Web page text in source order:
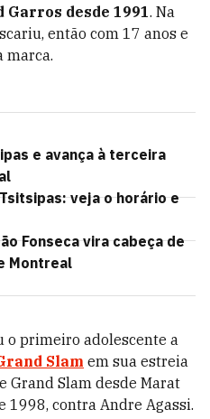
Garros desde 1991. Na
então com 17 anos e
marca.
e avança à terceira
veja o horário e
Fonseca vira cabeça de
Montreal
o primeiro adolescente a
Slam em sua estreia
Grand Slam desde Marat
1998, contra Andre Agassi.